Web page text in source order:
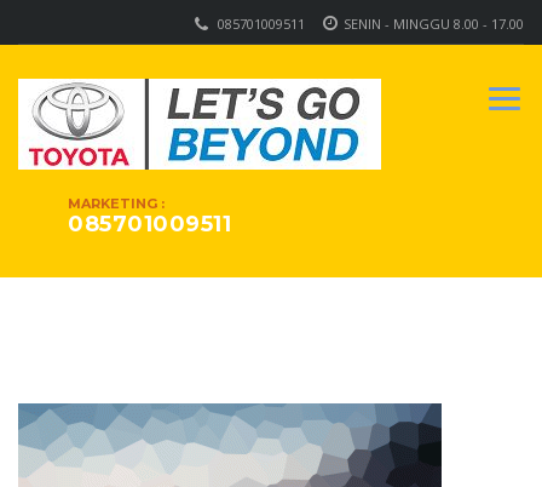
SENIN - MINGGU 8.00 - 17.00
085701009511
MARKETING :
085701009511